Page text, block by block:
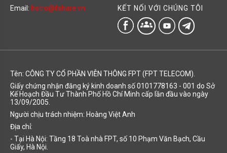
Email: hotro@fshare.vn KẾT NỐI VỚI CHÚNG TÔI
groups
Tên: CÔNG TY CỔ PHẦN VIỄN THÔNG FPT (FPT TELECOM).
Giấy chứng nhận đăng ký kinh doanh số 0101778163 - 001 do Sở
Kế Hoạch Đầu Tư Thành Phố Hồ Chí Minh cấp lần đầu vào ngày
13/09/2005.
Người chịu trách nhiệm: Hoàng Việt Anh
Địa chỉ:
- Tại Hà Nội: Tầng 18 Toà nhà FPT, số 10 Phạm Văn Bạch, Cầu
Giấy, Hà Nội.